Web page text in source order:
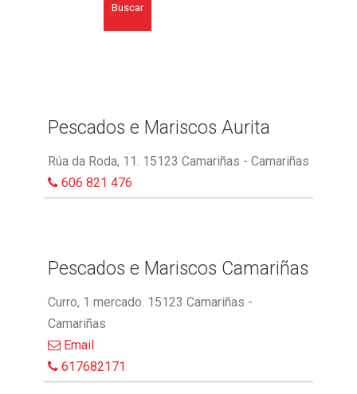
Buscar
Pescados e Mariscos Aurita
Rúa da Roda, 11. 15123 Camariñas - Camariñas
606 821 476
Pescados e Mariscos Camariñas
Curro, 1 mercado. 15123 Camariñas -
Camariñas
Email
617682171